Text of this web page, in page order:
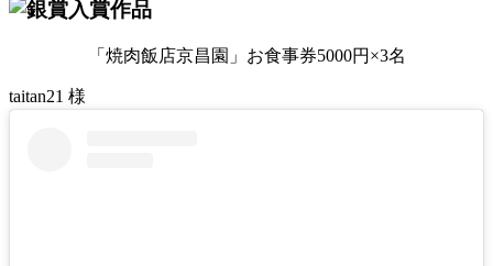
「焼肉飯店京昌園」お食事券5000円×3名
taitan21 様